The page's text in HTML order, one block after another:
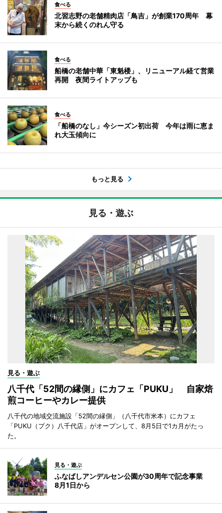
食べる
北習志野の老舗精肉店「鳥吉」が創業170周年 幕
末から続くのれん守る
食べる
船橋の老舗中華「東魁楼」、リニューアル経て営業
再開 夜間ライトアップも
食べる
「船橋のなし」今シーズン初出荷 今年は雨に恵ま
れ大玉傾向に
もっと見る
見る・遊ぶ
見る・遊ぶ
八千代「52間の縁側」にカフェ「PUKU」 自家焙
煎コーヒーやカレー提供
八千代の地域交流施設「52間の縁側」（八千代市米本）にカフェ
「PUKU（プク）八千代店」がオープンして、8月5日で1カ月がたっ
た。
見る・遊ぶ
ふなばしアンデルセン公園が30周年で記念事業
8月1日から